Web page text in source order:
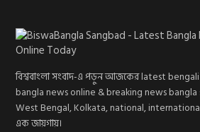
বিশ্ববাংলা সংবাদ-এ পড়ুন আজকের latest
bangla news online & breaking news bangla
West Bengal, Kolkata, national,
এক জায়গায়।